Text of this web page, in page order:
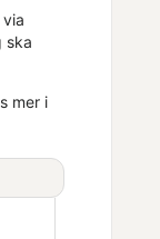
ska
mer i